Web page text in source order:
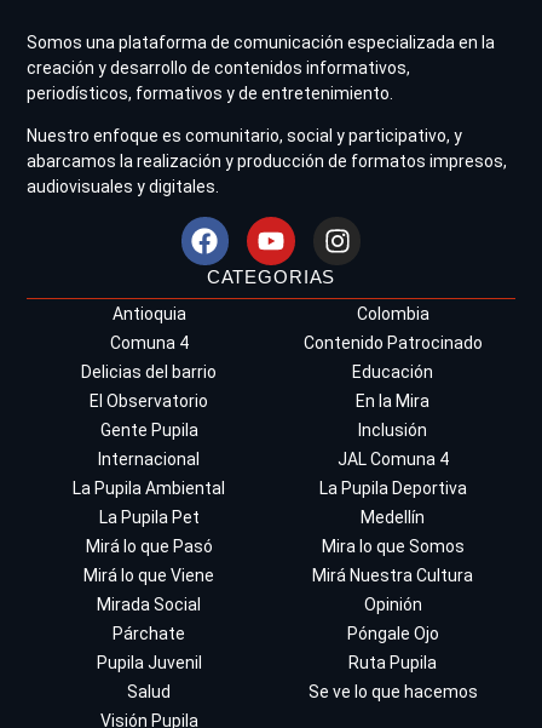
Somos una plataforma de comunicación especializada en la
creación y desarrollo de contenidos informativos,
periodísticos, formativos y de entretenimiento.
Nuestro enfoque es comunitario, social y participativo, y
abarcamos la realización y producción de formatos impresos,
audiovisuales y digitales.
CATEGORIAS
Antioquia
Colombia
Comuna 4
Contenido Patrocinado
Delicias del barrio
Educación
El Observatorio
En la Mira
Gente Pupila
Inclusión
Internacional
JAL Comuna 4
La Pupila Ambiental
La Pupila Deportiva
La Pupila Pet
Medellín
Mirá lo que Pasó
Mira lo que Somos
Mirá lo que Viene
Mirá Nuestra Cultura
Mirada Social
Opinión
Párchate
Póngale Ojo
Pupila Juvenil
Ruta Pupila
Salud
Se ve lo que hacemos
Visión Pupila